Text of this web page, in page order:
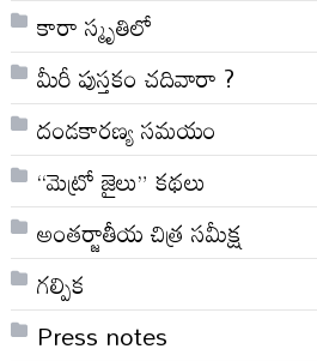
కారా స్మృతిలో
మీరీ పుస్తకం చదివారా ?
దండకారణ్య సమయం
“మెట్రో జైలు” కథలు
అంతర్జాతీయ చిత్ర సమీక్ష
గల్పిక
Press notes